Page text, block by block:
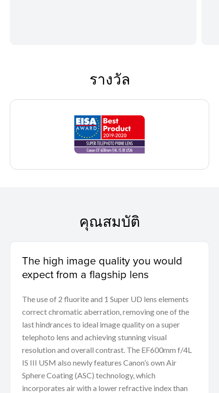
รางวัล
คุณสมบัติ
The high image quality you would
expect from a flagship lens
The use of 2 fluorite and 1 Super UD lens elements
correct chromatic aberration, removing one of the
last hindrances to ideal image quality on a super
telephoto lens and achieving stunning visual
resolution and overall contrast. The EF600mm f/4L
IS III USM also newly features Canon’s own Air
Sphere Coating (ASC) technology, which
incorporates air with a lower refractive index than